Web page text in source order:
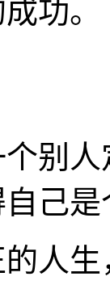
功。
别
己
人